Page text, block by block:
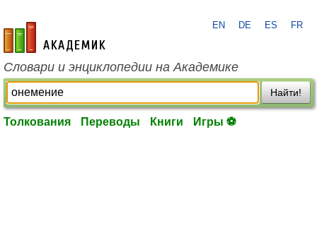
academic.ru
EN DE ES FR
Словари и энциклопедии на Академике
Найти!
Толкования Переводы Книги Игры ⚽